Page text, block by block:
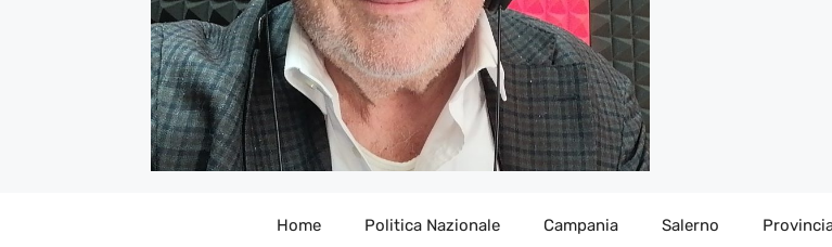
Home Politica Nazionale Campania Salerno